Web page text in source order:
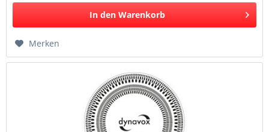
In den Warenkorb
Merken